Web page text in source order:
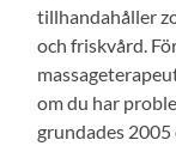
tillhandahåller
och friskvård.
om du har
grundades